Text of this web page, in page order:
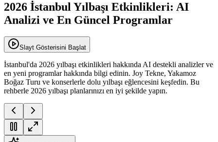
2026 İstanbul Yılbaşı Etkinlikleri: AI
Analizi ve En Güncel Programlar
Slayt Gösterisini Başlat
İstanbul'da 2026 yılbaşı etkinlikleri hakkında AI destekli analizler ve
en yeni programlar hakkında bilgi edinin. Joy Tekne, Yakamoz
Boğaz Turu ve konserlerle dolu yılbaşı eğlencesini keşfedin. Bu
rehberle 2026 yılbaşı planlarınızı en iyi şekilde yapın.